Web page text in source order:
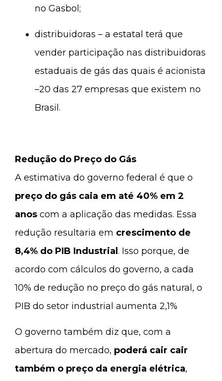
no Gasbol;
distribuidoras – a estatal terá que
vender participação nas distribuidoras
estaduais de gás das quais é acionista
–20 das 27 empresas que existem no
Brasil.
Redução do Preço do Gás
A estimativa do governo federal é que o
preço do gás caia em até 40% em 2
anos com a aplicação das medidas. Essa
redução resultaria em crescimento de
8,4% do PIB Industrial . Isso porque, de
acordo com cálculos do governo, a cada
10% de redução no preço do gás natural, o
PIB do setor industrial aumenta 2,1%
O governo também diz que, com a
abertura do mercado, poderá cair cair
também o preço da energia elétrica,